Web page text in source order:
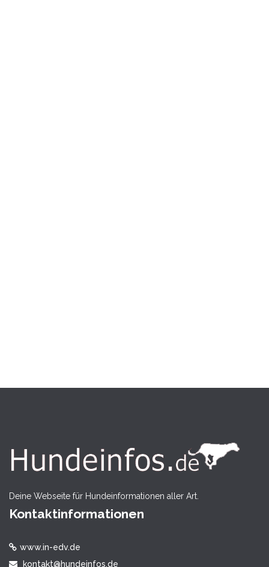
Deine Webseite für Hundeinformationen aller Art.
Kontaktinformationen
www.in-edv.de
kontakt@hundeinfos.de